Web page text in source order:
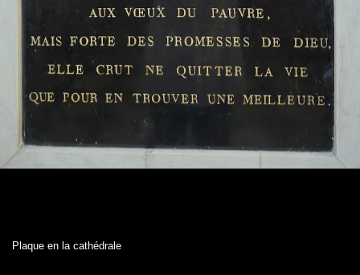
Plaque en la cathédrale